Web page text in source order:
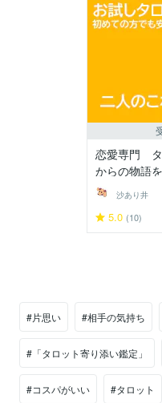
恋愛専門 タ
からの物語
沙あり井
5.0 (10)
#片思い #相手の気持ち
#「タロット寄り添い鑑定」
#コスパがいい #タロット